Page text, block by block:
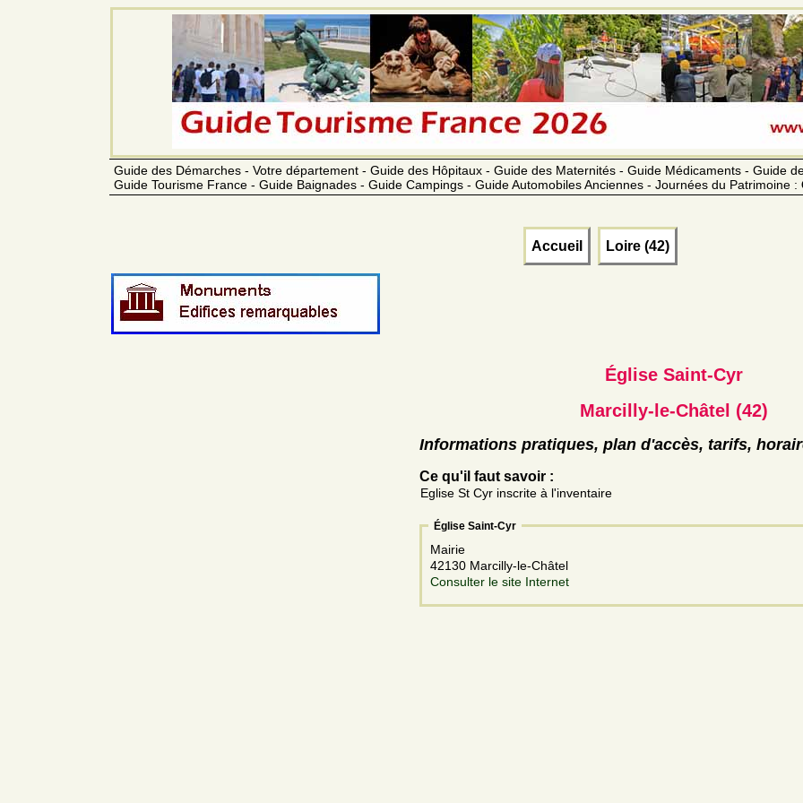
Guide des Démarches - Votre département - Guide des Hôpitaux - Guide des Maternités - Guide Médicaments - Guide
Guide Tourisme France - Guide Baignades - Guide Campings - Guide Automobiles Anciennes - Journées du Patrimoine :
Accueil Loire (42)
Église Saint-Cyr
Marcilly-le-Châtel (42)
Informations pratiques, plan d'accès, tarifs,
Ce qu'il faut savoir :
Eglise St Cyr inscrite à l'inventaire
Église Saint-Cyr
Mairie
42130 Marcilly-le-Châtel
Consulter le site Internet